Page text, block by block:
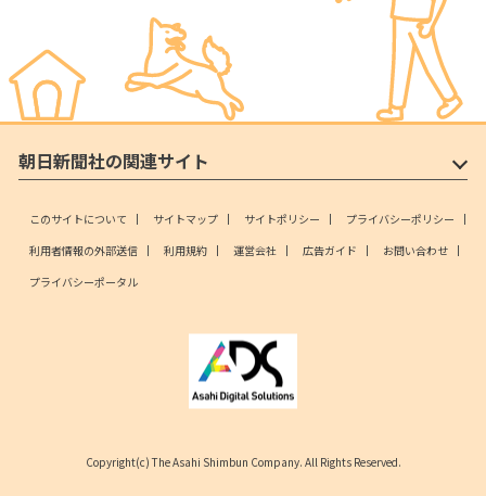
朝日新聞社の関連サイト
このサイトについて サイトマップ サイトポリシー
プライバシーポリシー
利用者情報の外部送信
利用規約 運営会社 広告ガイド
お問い合わせ
プライバシーポータル
Copyright(c) The Asahi Shimbun Company. All Rights Reserved.